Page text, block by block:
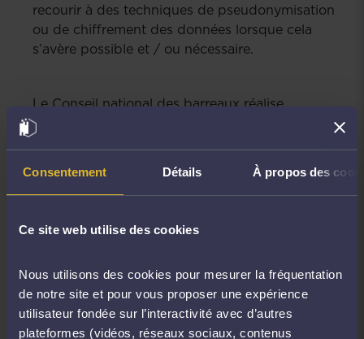
Consentement Détails À propos des
Ce site web utilise des cookies
Nous utilisons des cookies pour mesurer la fréquentation
de notre site et pour vous proposer une expérience
utilisateur fondée sur l’interactivité avec d’autres
plateformes (vidéos, réseaux sociaux, contenus
recourir à des techniques de pseudonymisation
ou de chiffrement des données lorsque cela
s’avère possible et / ou nécessaire.
Le Conseil national des barreaux réalise
également des audits de sécurité de ses
manière régulière afin de contrôler le maintien de
ses exigences de sécurité.
2. Choisir nos sous-traitants
scrupuleusement
Le Conseil national des barreaux choisit ses
partenaires, qualifiés de « sous-traitants » au